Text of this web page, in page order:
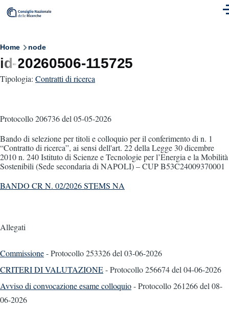
Skip to main content
Breadcrumb
Home node
id-20260506-115725
Tipologia: Contratti di ricerca
Protocollo 206736del 05-05-2026
Bando di selezione per titoli e colloquio per il conferimento di n. 1
“Contratto di ricerca”, ai sensi dell'art. 22 della Legge 30 dicembre
2010 n. 240 Istituto di Scienze e Tecnologie per l’Energia e la Mobilità
Sostenibili (Sede secondaria di NAPOLI) – CUP B53C24009370001
BANDO CR N. 02/2026 STEMS NA
Allegati
Commissione- Protocollo 253326del 03-06-2026
CRITERI DI VALUTAZIONE- Protocollo 256674del 04-06-2026
Avviso di convocazione esame colloquio- Protocollo 261266del 08-
06-2026